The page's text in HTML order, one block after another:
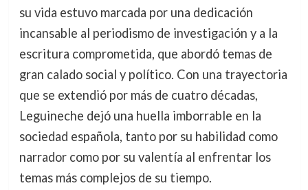
su vida estuvo marcada por una dedicación
incansable al periodismo de investigación y a la
escritura comprometida, que abordó temas de
gran calado social y político. Con una trayectoria
que se extendió por más de cuatro décadas,
Leguineche dejó una huella imborrable en la
sociedad española, tanto por su habilidad como
narrador como por su valentía al enfrentar los
temas más complejos de su tiempo.